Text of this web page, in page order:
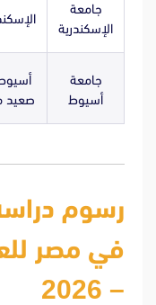
جامعة
الإسكندرية
جامعة
أسيوط
صعيد
رسوم
– 2026